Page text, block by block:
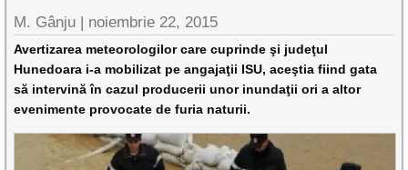
M. Gânju | noiembrie 22, 2015
Avertizarea meteorologilor care cuprinde şi judeţul
Hunedoara i-a mobilizat pe angajaţii ISU, aceştia fiind gata
să intervină în cazul producerii unor inundaţii ori a altor
evenimente provocate de furia naturii.